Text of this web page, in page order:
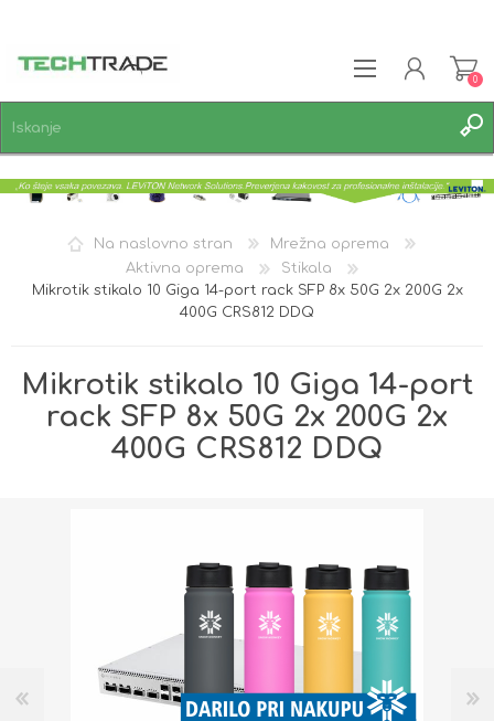
PRIJAVA
0
Na naslovno stran
Mrežna oprema
Aktivna oprema
Stikala
Mikrotik stikalo 10 Giga 14-port rack SFP 8x 50G 2x 200G 2x
400G CRS812 DDQ
Mikrotik stikalo 10 Giga 14-port
rack SFP 8x 50G 2x 200G 2x
400G CRS812 DDQ